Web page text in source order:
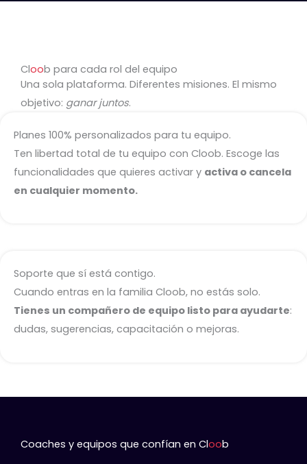
Cloob para cada rol del equipo
Una sola plataforma. Diferentes misiones. El mismo
objetivo: ganar juntos.
Planes 100% personalizados para tu equipo.
Ten libertad total de tu equipo con Cloob. Escoge las
funcionalidades que quieres activar y activa o cancela
en cualquier momento.
Soporte que sí está contigo.
Cuando entras en la familia Cloob, no estás solo.
Tienes un compañero de equipo listo para ayudarte:
dudas, sugerencias, capacitación o mejoras.
Coaches y equipos que confían en Cloob